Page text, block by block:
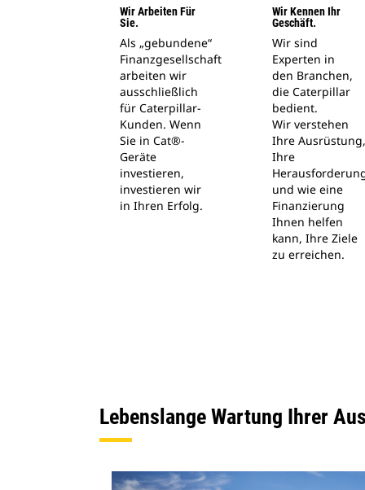
Wir Arbeiten Für
Sie.
Als „gebundene“
Finanzgesellschaft
arbeiten wir
ausschließlich
für Caterpillar-
Kunden. Wenn
Sie in Cat®-
Geräte
investieren,
investieren wir
in Ihren Erfolg.
Wir Kennen Ihr
Geschäft.
Wir sind
Experten in
den Branchen,
die Caterpillar
bedient.
Wir verstehen
Ihre Ausrüstung,
Ihre
und wie eine
Finanzierung
Ihnen helfen
kann, Ihre Ziele
zu erreichen.
Lebenslange Wartung Ihrer